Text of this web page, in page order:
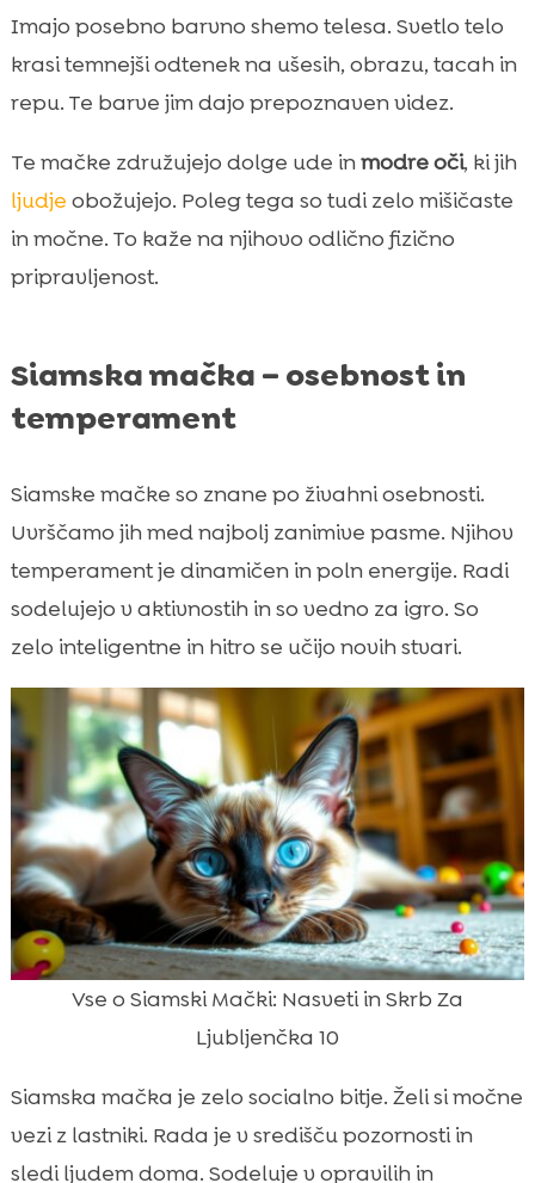
Imajo posebno barvno shemo telesa. Svetlo telo
krasi temnejši odtenek na ušesih, obrazu, tacah in
repu. Te barve jim dajo prepoznaven videz.
Te mačke združujejo dolge ude inmodre oči, ki jih
ljudje obožujejo. Poleg tega so tudi zelo mišičaste
in močne. To kaže na njihovo odlično fizično
pripravljenost.
Siamska mačka – osebnost in
temperament
Siamske mačke so znane po živahni osebnosti.
Uvrščamo jih med najbolj zanimive pasme. Njihov
temperament je dinamičen in poln energije. Radi
sodelujejo v aktivnostih in so vedno za igro. So
zelo inteligentne in hitro se učijo novih stvari.
Vse o Siamski Mački: Nasveti in Skrb Za
Ljubljenčka 10
Siamska mačka je zelo socialno bitje. Želi si močne
vezi z lastniki. Rada je v središču pozornosti in
sledi ljudem doma. Sodeluje v opravilih in